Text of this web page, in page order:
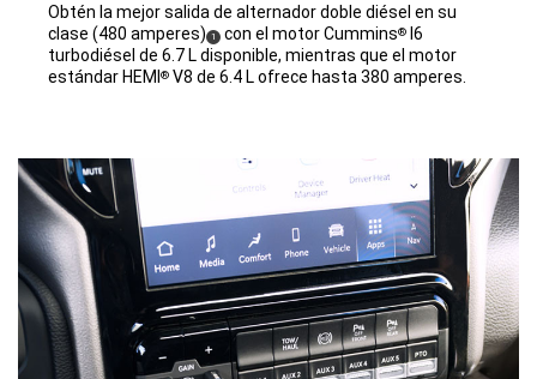
Obtén la mejor salida de alternador doble diésel en su
clase (480 amperes) (
Disclosure
1 ) con el motor Cummins® I6
turbodiésel de 6.7 L disponible, mientras que el motor
estándar HEMI ® V8 de 6.4 L ofrece hasta 380 amperes.